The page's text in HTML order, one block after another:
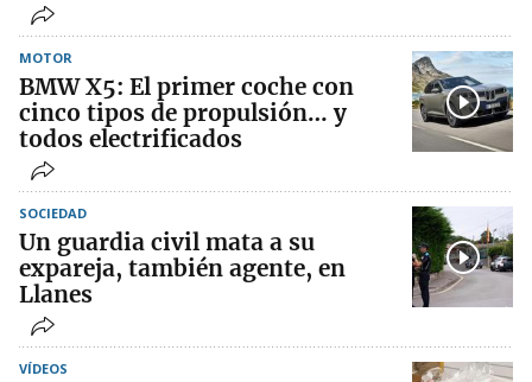
MOTOR
BMW X5: El primer coche con
cinco tipos de propulsión… y
todos electrificados
SOCIEDAD
Un guardia civil mata a su
expareja, también agente, en
Llanes
VÍDEOS